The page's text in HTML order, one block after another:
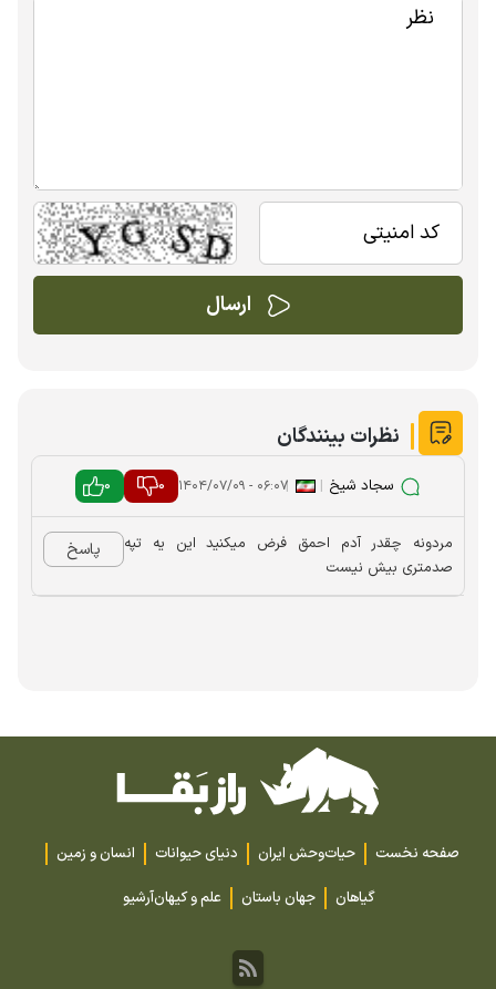
نظرات بینندگان
سجاد شیخ |
|۰۶:۰۷ - ۱۴۰۴/۰۷/۰۹ 0
0
مردونه چقدر آدم احمق فرض میکنید این یه تپه
صدمتری بیش نیست
پاسخ
صفحه نخست حیات‌وحش ایران دنیای حیوانات
انسان و زمین
گیاهان
جهان باستان علم و کیهانآرشیو